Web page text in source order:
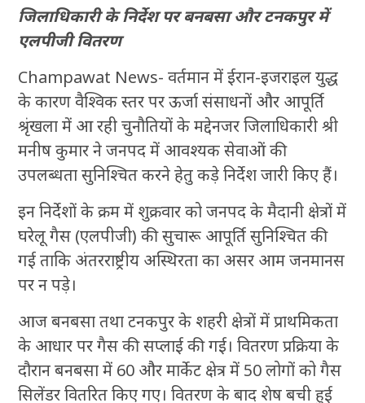
जिलाधिकारी के निर्देश पर बनबसा और टनकपुर में
एलपीजी वितरण
Champawat News- वर्तमान में ईरान-इजराइल युद्ध
के कारण वैश्विक स्तर पर ऊर्जा संसाधनों और आपूर्ति
श्रृंखला में आ रही चुनौतियों के मद्देनजर जिलाधिकारी श्री
मनीष कुमार ने जनपद में आवश्यक सेवाओं की
उपलब्धता सुनिश्चित करने हेतु कड़े निर्देश जारी किए हैं।
इन निर्देशों के क्रम में शुक्रवार को जनपद के मैदानी क्षेत्रों में
घरेलू गैस (एलपीजी) की सुचारू आपूर्ति सुनिश्चित की
गई ताकि अंतरराष्ट्रीय अस्थिरता का असर आम जनमानस
पर न पड़े।
आज बनबसा तथा टनकपुर के शहरी क्षेत्रों में प्राथमिकता
के आधार पर गैस की सप्लाई की गई। वितरण प्रक्रिया के
दौरान बनबसा में 60 और मार्केट क्षेत्र में 50 लोगों को गैस
सिलेंडर वितरित किए गए। वितरण के बाद शेष बची हुई